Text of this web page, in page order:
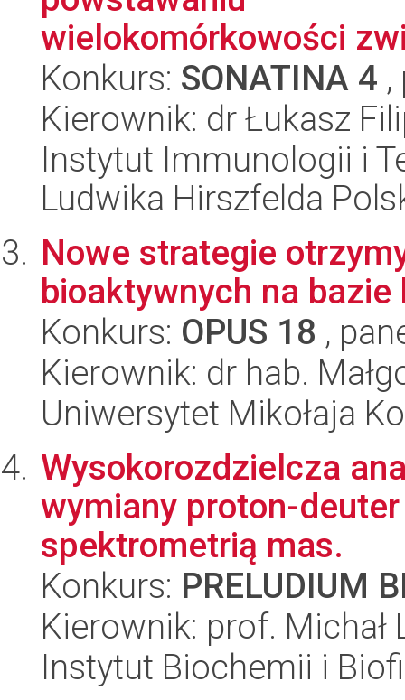
wielokomórkowości
Konkurs: SONATINA 4
Kierownik: dr Łukasz
Instytut Immunologii i
Ludwika Hirszfelda
Nowe strategie
bioaktywnych na bazie
Konkurs: OPUS 18 ,
Kierownik: dr hab.
Uniwersytet Mikołaja
Wysokorozdzielcza
wymiany proton-
spektrometrią mas.
Konkurs: PRELUDIUM
Kierownik: prof. Michał
Instytut Biochemii i